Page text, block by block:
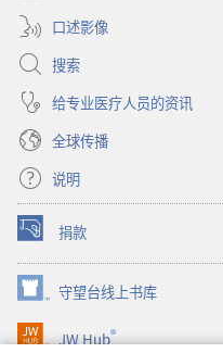
口述影像
搜索
给专业医疗人员的资讯
全球传播
说明
捐款
（打
开
新
窗
口）
守望台线上书库
（打
开
新
JW Hub®
（打